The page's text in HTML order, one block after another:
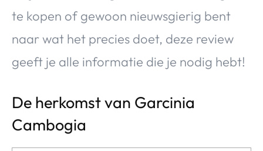
te kopen of gewoon nieuwsgierig bent
naar wat het precies doet, deze review
geeft je alle informatie die je nodig hebt!
De herkomst van Garcinia
Cambogia